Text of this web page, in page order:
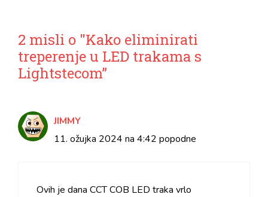
2 misli o "Kako eliminirati
treperenje u LED trakama s
Lightstecom”
JIMMY
11. ožujka 2024 na 4:42 popodne
Ovih je dana CCT COB LED traka vrlo